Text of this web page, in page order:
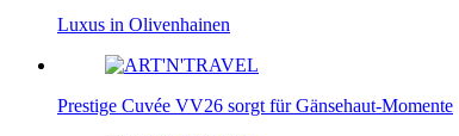
Luxus in Olivenhainen
Prestige Cuvée VV26 sorgt für Gänsehaut-Momente